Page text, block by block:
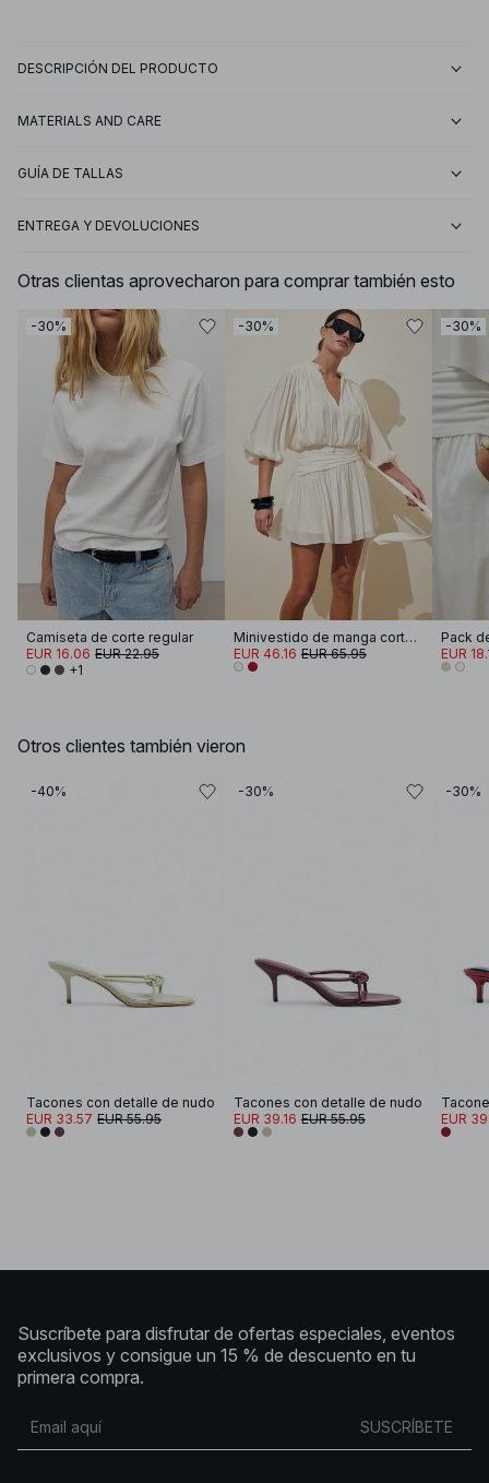
DESCRIPCIÓN DEL PRODUCTO
MATERIALS AND CARE
GUÍA DE TALLAS
ENTREGA Y DEVOLUCIONES
Otras clientas aprovecharon para comprar también esto
-30%
Camiseta de corte regular
EUR 16.06 EUR 22.95
+1
-30%
Minivestido de manga corta con cintura atada
EUR 46.16 EUR 65.95
-30%
EUR
Otros clientes también vieron
-40%
Tacones con detalle de nudo
EUR 33.57 EUR 55.95
-30%
Tacones con detalle de nudo
EUR 39.16 EUR 55.95
-30%
EUR
Suscríbete para disfrutar de ofertas especiales, eventos
exclusivos y consigue un 15 % de descuento en tu
primera compra.
SUSCRÍBETE